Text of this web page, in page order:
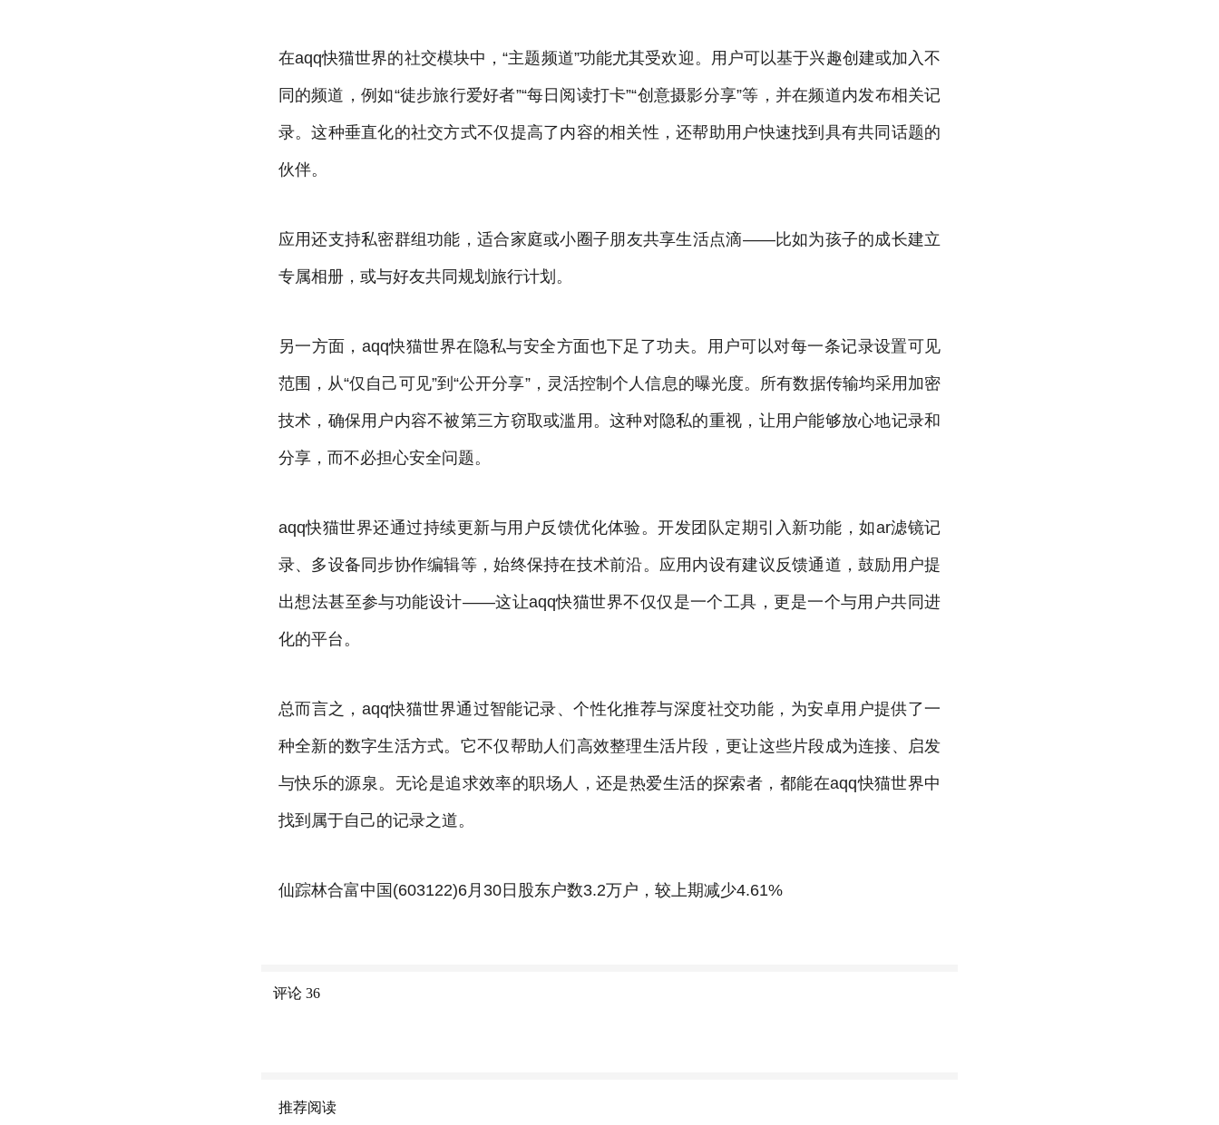
在aqq快猫世界的社交模块中，“主题频道”功能尤其受欢迎。用户可以基于兴趣创建或加入不
同的频道，例如“徒步旅行爱好者”“每日阅读打卡”“创意摄影分享”等，并在频道内发布相关记
录。这种垂直化的社交方式不仅提高了内容的相关性，还帮助用户快速找到具有共同话题的
伙伴。
应用还支持私密群组功能，适合家庭或小圈子朋友共享生活点滴——比如为孩子的成长建立
专属相册，或与好友共同规划旅行计划。
另一方面，aqq快猫世界在隐私与安全方面也下足了功夫。用户可以对每一条记录设置可见
范围，从“仅自己可见”到“公开分享”，灵活控制个人信息的曝光度。所有数据传输均采用加密
技术，确保用户内容不被第三方窃取或滥用。这种对隐私的重视，让用户能够放心地记录和
分享，而不必担心安全问题。
aqq快猫世界还通过持续更新与用户反馈优化体验。开发团队定期引入新功能，如ar滤镜记
录、多设备同步协作编辑等，始终保持在技术前沿。应用内设有建议反馈通道，鼓励用户提
出想法甚至参与功能设计——这让aqq快猫世界不仅仅是一个工具，更是一个与用户共同进
化的平台。
总而言之，aqq快猫世界通过智能记录、个性化推荐与深度社交功能，为安卓用户提供了一
种全新的数字生活方式。它不仅帮助人们高效整理生活片段，更让这些片段成为连接、启发
与快乐的源泉。无论是追求效率的职场人，还是热爱生活的探索者，都能在aqq快猫世界中
找到属于自己的记录之道。
仙踪林合富中国(603122)6月30日股东户数3.2万户，较上期减少4.61%
评论 36
推荐阅读